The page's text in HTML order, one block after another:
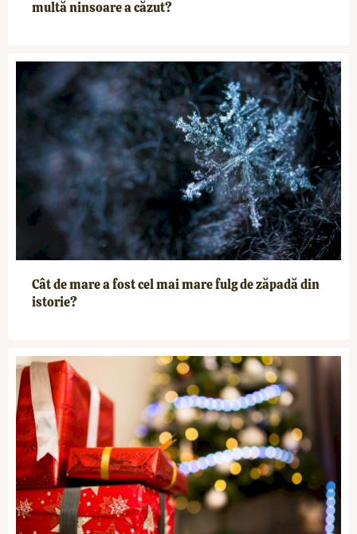
multă ninsoare a căzut?
Cât de mare a fost cel mai mare fulg de zăpadă din
istorie?